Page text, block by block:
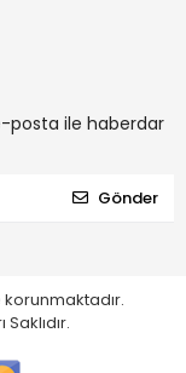
posta ile haberdar
Gönder
korunmaktadır.